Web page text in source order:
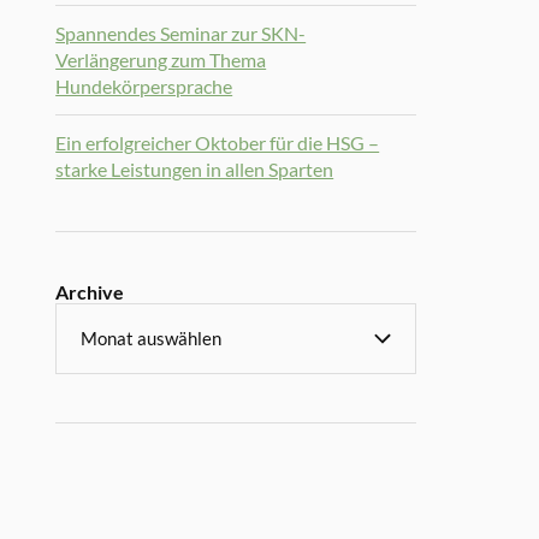
Spannendes Seminar zur SKN-
Verlängerung zum Thema
Hundekörpersprache
Ein erfolgreicher Oktober für die HSG –
starke Leistungen in allen Sparten
Archive